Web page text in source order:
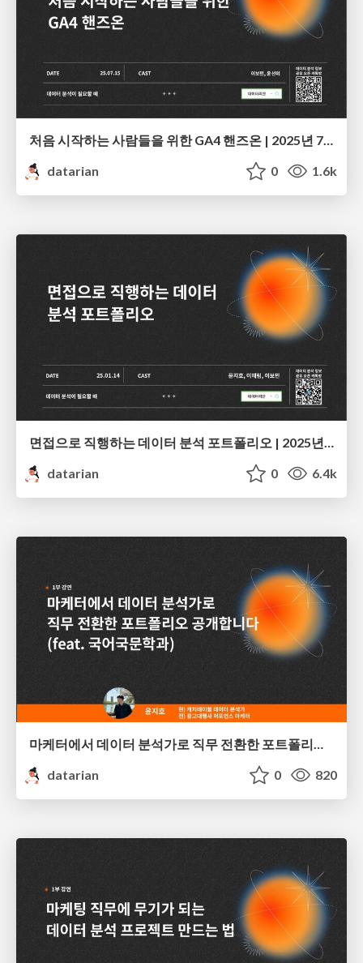
처음 시작하는 사람들을 위한 GA4 핸즈온 | 2025년 7월 세미나
datarian
0 1.6k
면접으로 직행하는 데이터 분석 포트폴리오 | 2025년 1월 세미나
datarian
0 6.4k
마케터에서 데이터 분석가로 직무 전환한 포트폴리오 공개합니다 (feat. 국어국문학과) | 윤지호
datarian
0 820